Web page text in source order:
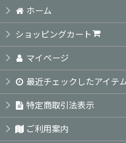
ホーム
ショッピングカート
マイページ
最近チェックしたアイテ
特定商取引法表示
ご利用案内